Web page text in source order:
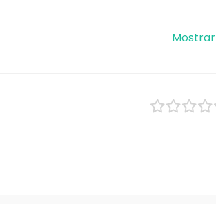
Espacio creativo
Mostrar